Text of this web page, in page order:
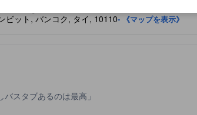
Grande Hotel)
ビット, バンコク, タイ, 10110- 《マップを表示》
バスタブあるのは最高